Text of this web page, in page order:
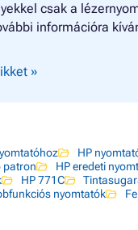
csak a
információra
»
HP
patron
HP eredeti
HP 771C
nyomtatók